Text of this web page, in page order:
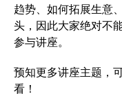
趋势、如何拓展生意
头，因此大家绝对不
参与讲座。
预知更多讲座主题，
看！